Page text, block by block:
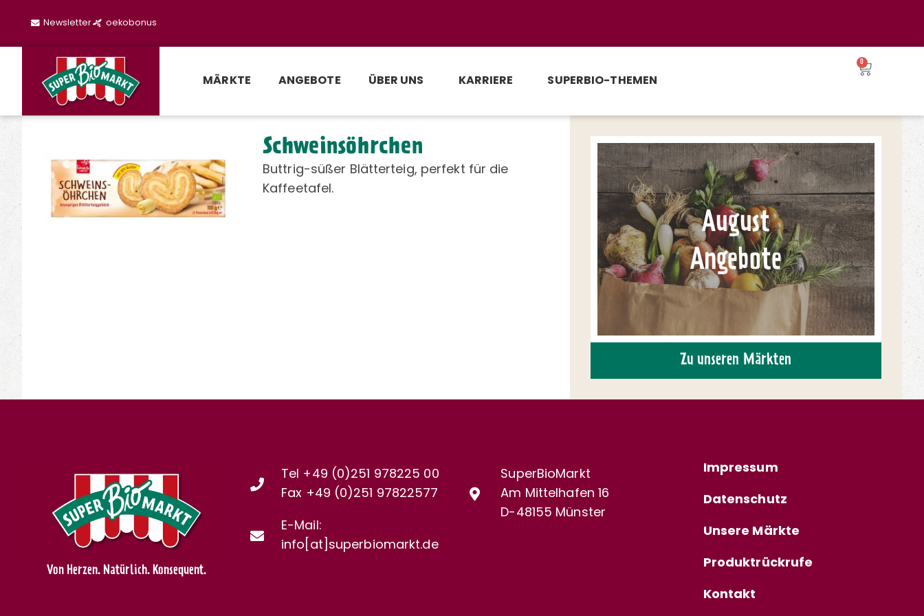
Newsletter oekobonus
MÄRKTE ANGEBOTE ÜBER UNS KARRIERE SUPERBIO-THEMEN
0
Schweinsöhrchen
Buttrig-süßer Blätterteig, perfekt für die
Kaffeetafel.
August
Angebote
Zu unseren Märkten
Von Herzen. Natürlich. Konsequent.
Tel +49 (0)251 978225 00
Fax +49 (0)251 97822577
E-Mail:
info[at]superbiomarkt.de
SuperBioMarkt
Am Mittelhafen 16
D-48155 Münster
Impressum
Datenschutz
Unsere Märkte
Produktrückrufe
Kontakt